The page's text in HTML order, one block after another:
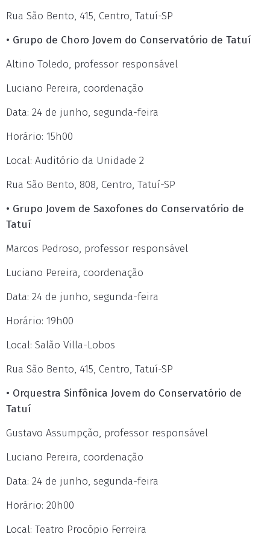
Rua São Bento, 415, Centro, Tatuí-SP
• Grupo de Choro Jovem do Conservatório de Tatuí
Altino Toledo, professor responsável
Luciano Pereira, coordenação
Data: 24 de junho, segunda-feira
Horário: 15h00
Local: Auditório da Unidade 2
Rua São Bento, 808, Centro, Tatuí-SP
• Grupo Jovem de Saxofones do Conservatório de
Tatuí
Marcos Pedroso, professor responsável
Luciano Pereira, coordenação
Data: 24 de junho, segunda-feira
Horário: 19h00
Local: Salão Villa-Lobos
Rua São Bento, 415, Centro, Tatuí-SP
• Orquestra Sinfônica Jovem do Conservatório de
Tatuí
Gustavo Assumpção, professor responsável
Luciano Pereira, coordenação
Data: 24 de junho, segunda-feira
Horário: 20h00
Local: Teatro Procópio Ferreira